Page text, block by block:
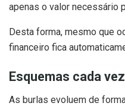
apenas o valor necessário
Desta forma, mesmo que
financeiro fica
Esquemas cada
As burlas evoluem de